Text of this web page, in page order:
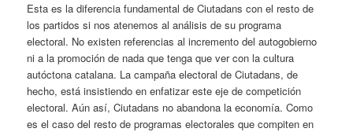
Esta es la diferencia fundamental de Ciutadans con el resto de
los partidos si nos atenemos al análisis de su programa
electoral. No existen referencias al incremento del autogobierno
ni a la promoción de nada que tenga que ver con la cultura
autóctona catalana. La campaña electoral de Ciutadans, de
hecho, está insistiendo en enfatizar este eje de competición
electoral. Aún así, Ciutadans no abandona la economía. Como
es el caso del resto de programas electorales que compiten en